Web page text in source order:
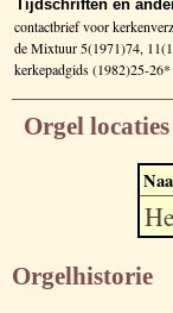
Tijdschriften en
contactbrief voor
de Mixtuur 5(1971)74,
kerkepadgids (1982)25-26*
Orgel locaties
Orgelhistorie